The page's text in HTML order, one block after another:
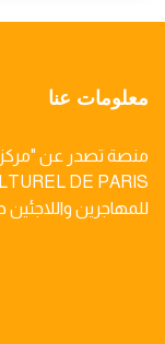
معلومات عنا
للمهاجرين